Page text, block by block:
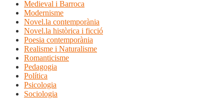
Medieval i Barroca
Modernisme
Novel.la contemporània
Novel.la històrica i ficció
Poesia contemporània
Realisme i Naturalisme
Romanticisme
Pedagogia
Política
Psicologia
Sociologia